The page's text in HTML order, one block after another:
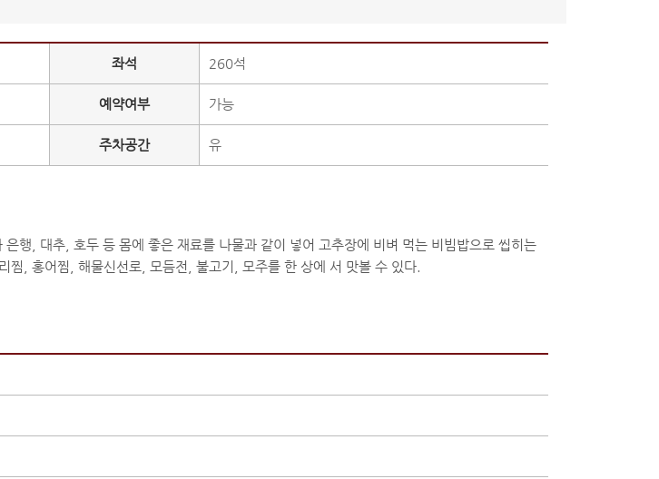
좌석 260석
예약여부 가능
주차공간 유
행, 대추, 호두 등 몸에 좋은 재료를 나물과 같이 넣어 고추장에 비벼 먹는 비빔밥으로 씹히는
, 홍어찜, 해물신선로, 모듬전, 불고기, 모주를 한 상에 서 맛볼 수 있다.